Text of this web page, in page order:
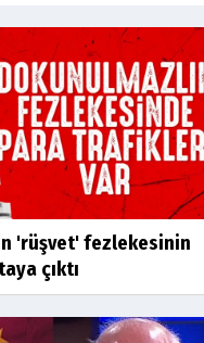
'rüşvet' fezlekesinin
çıktı